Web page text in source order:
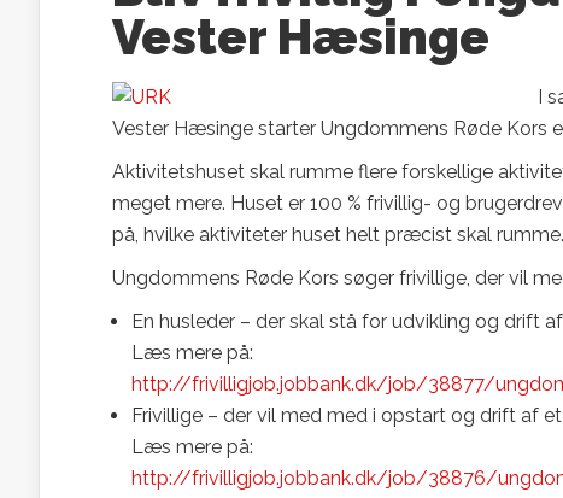
Vester Hæsinge
I
Vester Hæsinge starter Ungdommens Røde Kors
Aktivitetshuset skal rumme flere forskellige
meget mere. Huset er 100 % frivillig- og
på, hvilke aktiviteter huset helt præcist skal rumme.
Ungdommens Røde Kors søger frivillige, der vil
En husleder – der skal stå for udvikling og drift
Læs mere på:
http://frivilligjob.jobbank.dk/job/38877/
Frivillige – der vil med med i opstart og drift af
Læs mere på:
http://frivilligjob.jobbank.dk/job/38876/